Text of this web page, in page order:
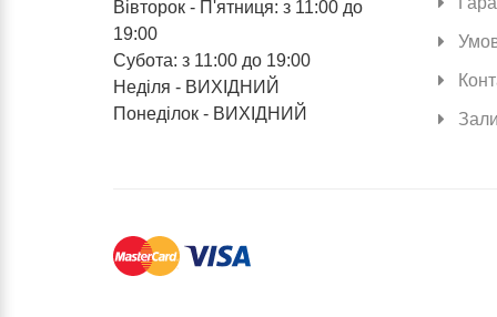
Вівторок - П'ятниця: з 11:00 до
19:00
Субота: з 11:00 до 19:00
Неділя - ВИХІДНИЙ
Понеділок - ВИХІДНИЙ